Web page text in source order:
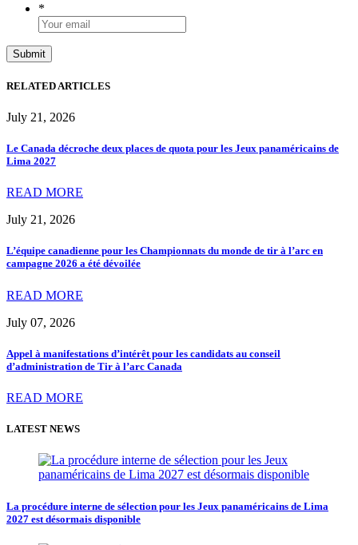
*
RELATED ARTICLES
July 21, 2026
Le Canada décroche deux places de quota pour les Jeux panaméricains de
Lima 2027
READ MORE
July 21, 2026
L’équipe canadienne pour les Championnats du monde de tir à l’arc en
campagne 2026 a été dévoilée
READ MORE
July 07, 2026
Appel à manifestations d’intérêt pour les candidats au conseil
d’administration de Tir à l’arc Canada
READ MORE
LATEST NEWS
La procédure interne de sélection pour les Jeux panaméricains de Lima
2027 est désormais disponible